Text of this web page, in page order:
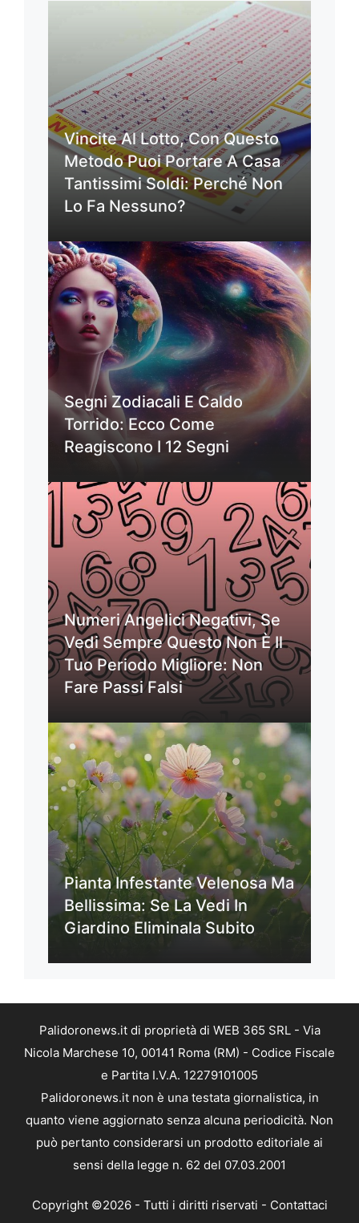
Vincite Al Lotto, Con Questo
Metodo Puoi Portare A Casa
Tantissimi Soldi: Perché Non
Lo Fa Nessuno?
Segni Zodiacali E Caldo
Torrido: Ecco Come
Reagiscono I 12 Segni
Numeri Angelici Negativi, Se
Vedi Sempre Questo Non È Il
Tuo Periodo Migliore: Non
Fare Passi Falsi
Pianta Infestante Velenosa Ma
Bellissima: Se La Vedi In
Giardino Eliminala Subito
Palidoronews.it di proprietà di WEB 365 SRL - Via
Nicola Marchese 10, 00141 Roma (RM) - Codice Fiscale
e Partita I.V.A. 12279101005
Palidoronews.it non è una testata giornalistica, in
quanto viene aggiornato senza alcuna periodicità. Non
può pertanto considerarsi un prodotto editoriale ai
sensi della legge n. 62 del 07.03.2001
Copyright ©2026 - Tutti i diritti riservati - Contattaci